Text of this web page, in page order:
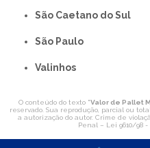
São Caetano do Sul
São Paulo
Valinhos
O conteúdo do texto "Valor de Pallet
reservado. Sua reprodução, parcial ou
a autorização do autor. Crime de
Penal – Lei 9610/98